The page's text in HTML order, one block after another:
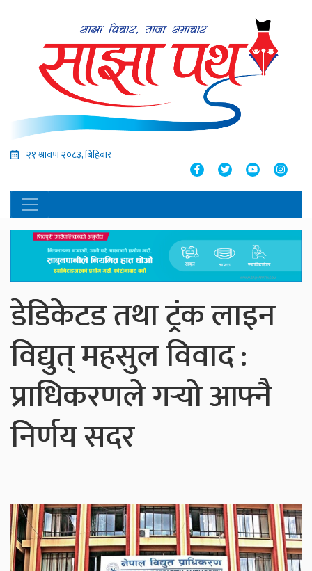
२१ श्रावण २०८३, बिहिबार
डेडिकेटड तथा ट्रंक लाइन
विद्युत् महसुल विवाद :
प्राधिकरणले गर्‍यो आफ्नै
निर्णय सदर